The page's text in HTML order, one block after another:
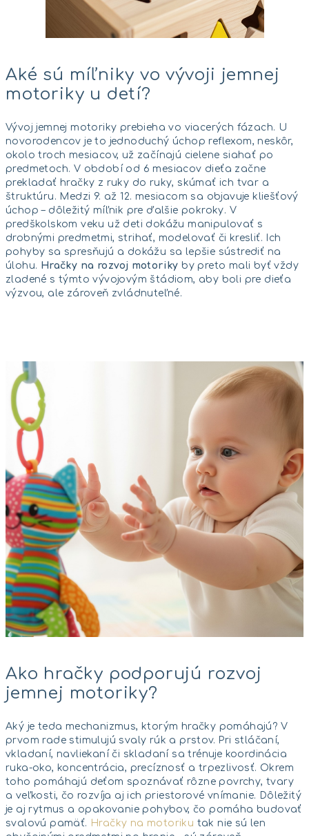
Aké sú míľniky vo vývoji jemnej
motoriky u detí?
Vývoj jemnej motoriky prebieha vo viacerých fázach. U
novorodencov je to jednoduchý úchop reflexom, neskôr,
okolo troch mesiacov, už začínajú cielene siahať po
predmetoch. V období od 6 mesiacov dieťa začne
prekladať hračky z ruky do ruky, skúmať ich tvar a
štruktúru. Medzi 9. až 12. mesiacom sa objavuje kliešťový
úchop – dôležitý míľnik pre ďalšie pokroky. V
predškolskom veku už deti dokážu manipulovať s
drobnými predmetmi, strihať, modelovať či kresliť. Ich
pohyby sa spresňujú a dokážu sa lepšie sústrediť na
úlohu. Hračky na rozvoj motoriky by preto mali byť vždy
zladené s týmto vývojovým štádiom, aby boli pre dieťa
výzvou, ale zároveň zvládnuteľné.
Ako hračky podporujú rozvoj
jemnej motoriky?
Aký je teda mechanizmus, ktorým hračky pomáhajú? V
prvom rade stimulujú svaly rúk a prstov. Pri stláčaní,
vkladaní, navliekaní či skladaní sa trénuje koordinácia
ruka-oko, koncentrácia, precíznosť a trpezlivosť. Okrem
toho pomáhajú deťom spoznávať rôzne povrchy, tvary
a veľkosti, čo rozvíja aj ich priestorové vnímanie. Dôležitý
je aj rytmus a opakovanie pohybov, čo pomáha budovať
svalovú pamäť. Hračky na motoriku tak nie sú len